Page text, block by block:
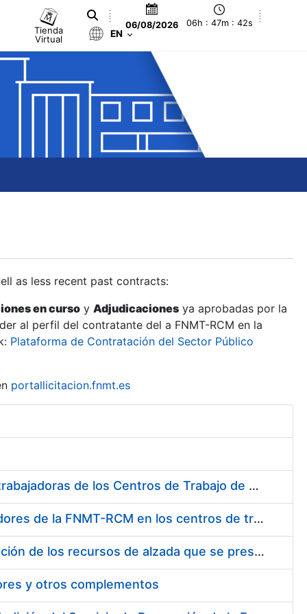
Tienda
Virtual
06/08/2026 06h : 47m : 42s
EN
as less recent past contracts:
en curso y Adjudicaciones ya aprobadas por la
al perfil del contratante del a FNMT-RCM en la
Plataforma de Contratación del Sector Público
portallicitacion.fnmt.es
Suministro de Protectores Auditivos a medida para las personas trabajadoras de los Centros de Trabajo de Madrid y Burgos
Suministro de gafas graduadas antiproyecciones para los trabajadores de la FNMT-RCM en los centros de trabajo de Madrid y Burgos
Servicios de una empresa externa para el asesoramiento y resolución de los recursos de alzada que se presentan relacionados con procesos de selección para la FNMT-RCM
y otros complementos